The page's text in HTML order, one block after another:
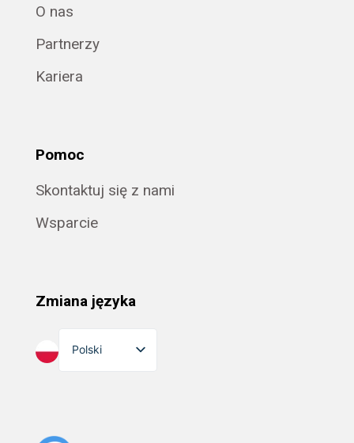
O nas
Partnerzy
Kariera
Pomoc
Skontaktuj się z nami
Wsparcie
Zmiana języka
Polski
English